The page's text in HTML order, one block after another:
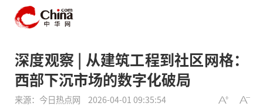
深度观察 | 从建筑工程到社区网格：
西部下沉市场的数字化破局
来源：今日热点网 2026-04-01 09:35:54